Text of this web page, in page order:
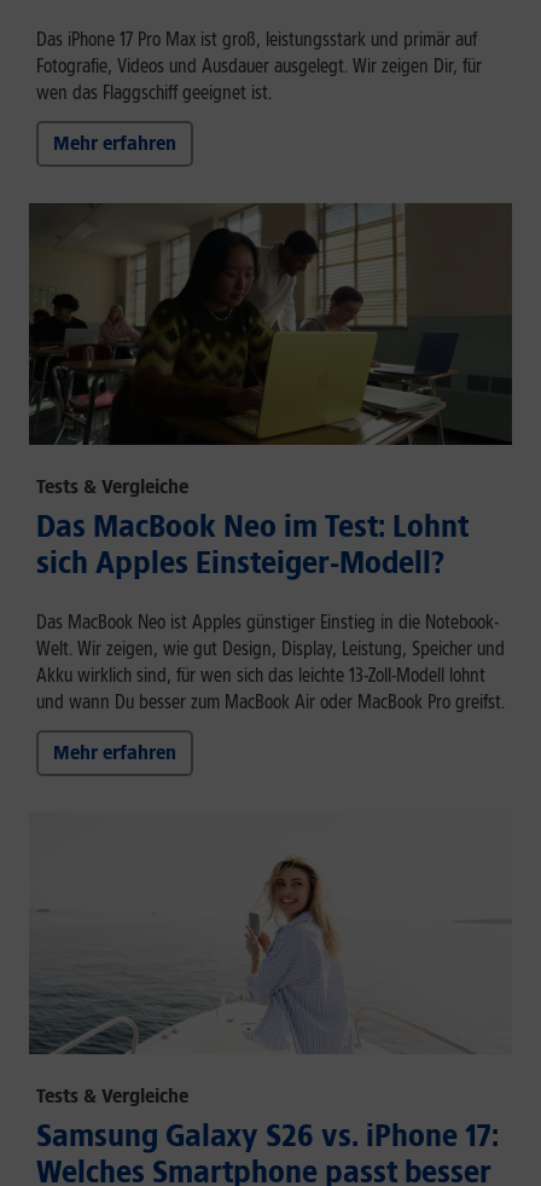
Das iPhone 17 Pro Max ist groß, leistungsstark und primär auf
Fotografie, Videos und Ausdauer ausgelegt. Wir zeigen Dir, für
wen das Flaggschiff geeignet ist.
Mehr erfahren
Tests & Vergleiche
Das MacBook Neo im Test: Lohnt
sich Apples Einsteiger-Modell?
Das MacBook Neo ist Apples günstiger Einstieg in die Notebook-
Welt. Wir zeigen, wie gut Design, Display, Leistung, Speicher und
Akku wirklich sind, für wen sich das leichte 13-Zoll-Modell lohnt
und wann Du besser zum MacBook Air oder MacBook Pro greifst.
Mehr erfahren
Tests & Vergleiche
Samsung Galaxy S26 vs. iPhone 17:
Welches Smartphone passt besser